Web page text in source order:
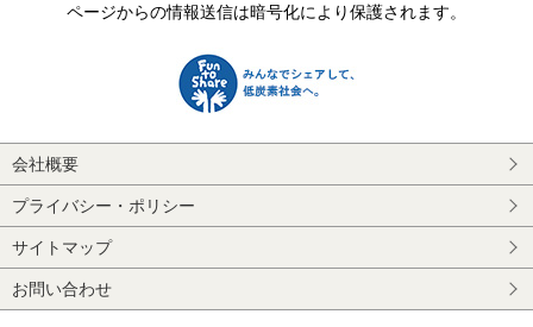
ページからの情報送信は暗号化により保護されます。
会社概要
プライバシー・ポリシー
サイトマップ
お問い合わせ